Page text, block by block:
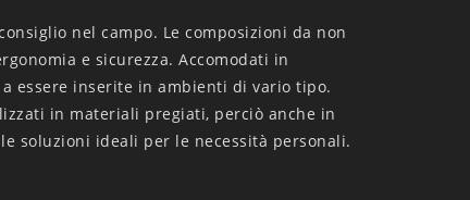
nel campo. Le composizioni da non
e sicurezza. Accomodati in
essere inserite in ambienti di vario tipo.
in materiali pregiati, perciò anche in
soluzioni ideali per le necessità personali.